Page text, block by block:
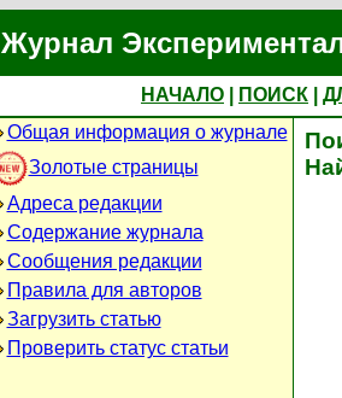
Журнал
НАЧАЛО ПОИСК
Общая информация о журнале
Золотые страницы
Адреса редакции
Содержание журнала
Сообщения редакции
Правила для авторов
Загрузить статью
Проверить статус статьи